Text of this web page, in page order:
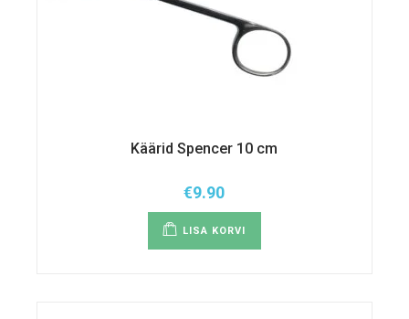
Käärid Spencer 10 cm
€9.90
LISA KORVI